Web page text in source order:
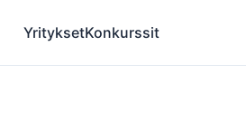
YrityksetKonkurssit